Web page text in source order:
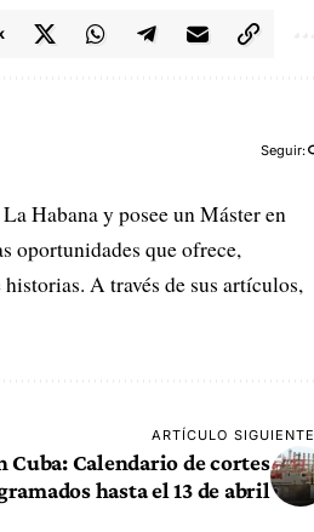
Seguir:
Habana y posee un Máster en
oportunidades que ofrece,
A través de sus artículos,
ARTÍCULO SIGUIENTE
Cuba: Calendario de cortes
hasta el 13 de abril